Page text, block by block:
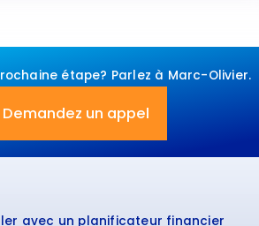
étape? Parlez à Marc-Olivier.
Demandez un appel
avec un planificateur financier